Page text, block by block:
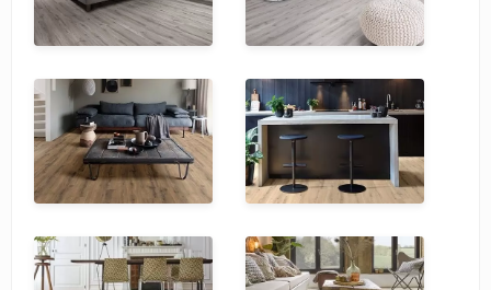
Tarkett
Tulesna
Veon
Vinil click